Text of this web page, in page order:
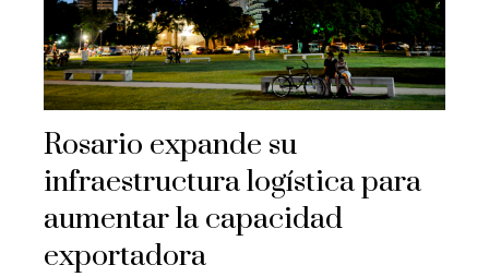
Rosario expande su
infraestructura logística para
aumentar la capacidad
exportadora